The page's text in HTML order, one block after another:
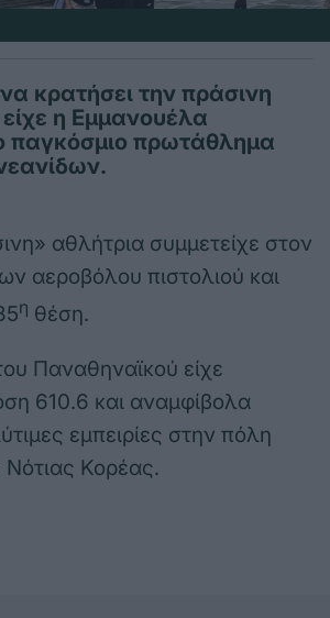
κρατήσει την πράσινη
η Εμμανουέλα
παγκόσμιο πρωτάθλημα
αθλήτρια συμμετείχε στον
αεροβόλου πιστολιού και
η θέση.
Παναθηναϊκού είχε
610.6 και αναμφίβολα
εμπειρίες στην πόλη
Κορέας.